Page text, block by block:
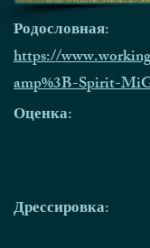
Родословная:
https://
amp%3B-Spirit-
Оценка:
Дрессировка: